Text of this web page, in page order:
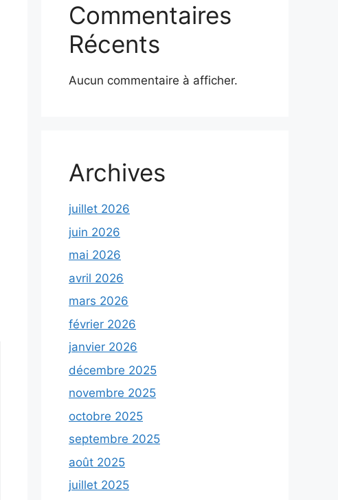
Commentaires
Récents
Aucun commentaire à afficher.
Archives
juillet 2026
juin 2026
mai 2026
avril 2026
mars 2026
février 2026
janvier 2026
décembre 2025
novembre 2025
octobre 2025
septembre 2025
août 2025
juillet 2025